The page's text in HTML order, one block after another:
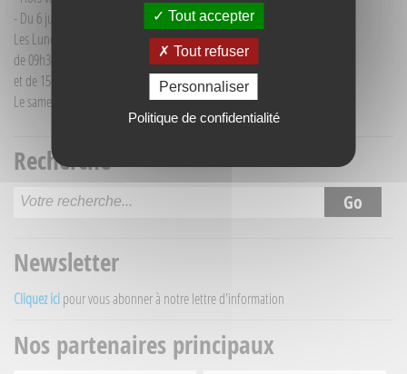
- Du 6 juillet au 30 août :
Les Lundi et Mercredi
de 09h30 à 12h30
et de 15h30 à 18h00
Le samedi matin de 09h30 à 12h30
Recherche
Newsletter
Cliquez ici pour vous abonner à notre lettre d'information
Nos partenaires principaux
Tout accepter
Tout refuser
Personnaliser
Politique de confidentialité